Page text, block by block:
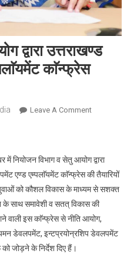
द्वारा उत्तराखण्ड
काॅन्फ्रेस
Leave A CommentOn
सेतु
आयोग
द्वारा
उत्तराखण्ड
स्किल
डेवलपमेंट
नियोजन विभाग व सेतु आयोग द्वारा
एण्ड एम्पलाॅयमेंट काॅन्फ्रेस की तैयारियों
को कौशल विकास के माध्यम से सशक्त
के साथ समावेशी व सतत् विकास की
वाली इस काॅन्फ्रेस से नीति आयोग,
डेवलपमेंट, इन्टप्रयोन्रशिप डेवलपमेंट
जोड़ने के निर्देश दिए हैं।